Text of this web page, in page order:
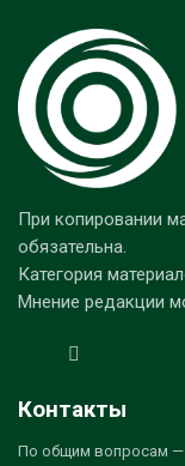
При копировании
обязательна.
Категория
Мнение редакции
Контакты
По общим вопросам —